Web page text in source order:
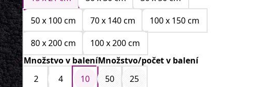
Jablkovo-
zelená
50 x 100 cm
70 x 140 cm
100 x 150 cm
80 x 200 cm
100 x 200 cm
Množstvo v baleníMnožstvo/počet v balení
2
4 10 50 25